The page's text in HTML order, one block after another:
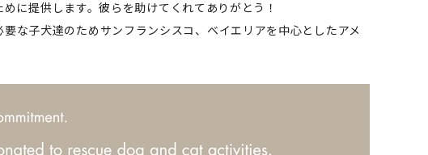
に提供します。彼らを助けてくれてありがとう！
な子犬達のためサンフランシスコ、ベイエリアを中心としたアメ